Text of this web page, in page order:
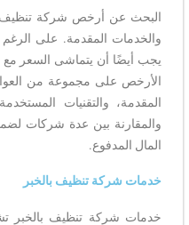
البحث عن أرخص شركة تنظيف
والخدمات المقدمة. على الرغم
يجب أيضًا أن يتماشى السعر مع
الأرخص على مجموعة من
المقدمة، والتقنيات
والمقارنة بين عدة شركات
المال المدفوع.
خدمات شركة تنظيف بالخبر
خدمات شركة تنظيف بالخبر